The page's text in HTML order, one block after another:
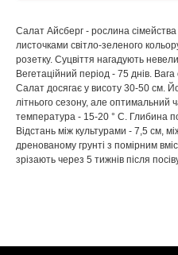
Салат Айсберг - рослина
листочками світло-зеленого
розетку. Суцвіття нагадують
Вегетаційний період - 75 днів.
Салат досягає у висоту 30-50 см.
літнього сезону, але оптимальний
температура - 15-20 ° С. Глибина
Відстань між культурами - 7,5 см,
дренованому грунті з помірним
зрізають через 5 тижнів після